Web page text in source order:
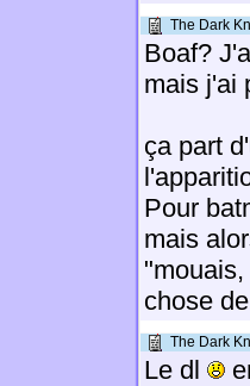
The Dark
Boaf?
mais j'ai
ça part
Pour
mais
chose
The Dark
Le dl